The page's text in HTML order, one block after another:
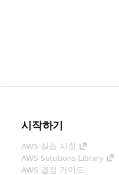
시작하기
AWS 실습 지침
AWS Solutions Library
AWS 결정 가이드